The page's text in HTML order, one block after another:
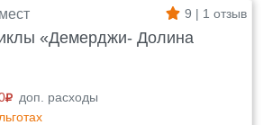
9 | 1 отзыв
«Демерджи- Долина
доп. расходы